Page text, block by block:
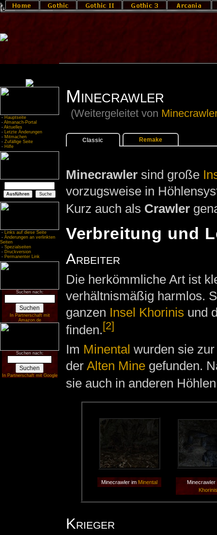
- Hauptseite
- Almanach-Portal
- Aktuelles
- Letzte Änderungen
- Mitmachen
- Zufällige Seite
- Hilfe
- Links auf diese Seite
- Änderungen an verlinkten
Seiten
- Spezialseiten
- Druckversion
- Permanenter Link
Suchen nach:
In Partnerschaft mit
Amazon.de
Suchen nach:
In Partnerschaft mit Google
Minecrawler
(Weitergeleitet von
Classic Remake
Minecrawlersind große
vorzugsweise in
Kurz auch als Crawler
Verbreitung und
Arbeiter
Die herkömmliche Art ist
verhältnismäßig harmlos.
ganzen Insel Khorinis und
finden.[2]
Im Minental wurden sie
der Alten Minegefunden.
sie auch in anderen
Minecrawler im Minental
Khorinis
Krieger